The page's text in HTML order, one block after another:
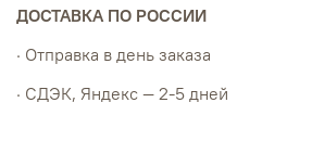
ДОСТАВКА ПО РОССИИ
· Отправка в день заказа
· СДЭК, Яндекс — 2-5 дней